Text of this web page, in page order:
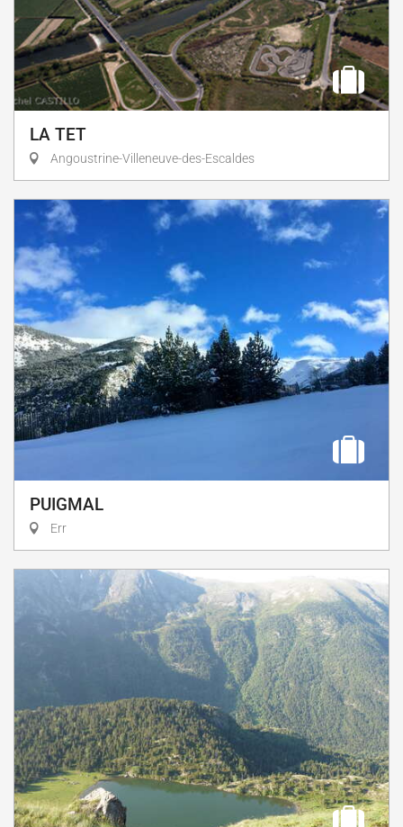
LA TET
Angoustrine-Villeneuve-des-Escaldes
PUIGMAL
Err